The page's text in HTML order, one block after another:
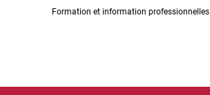
Formation et information professionnelles